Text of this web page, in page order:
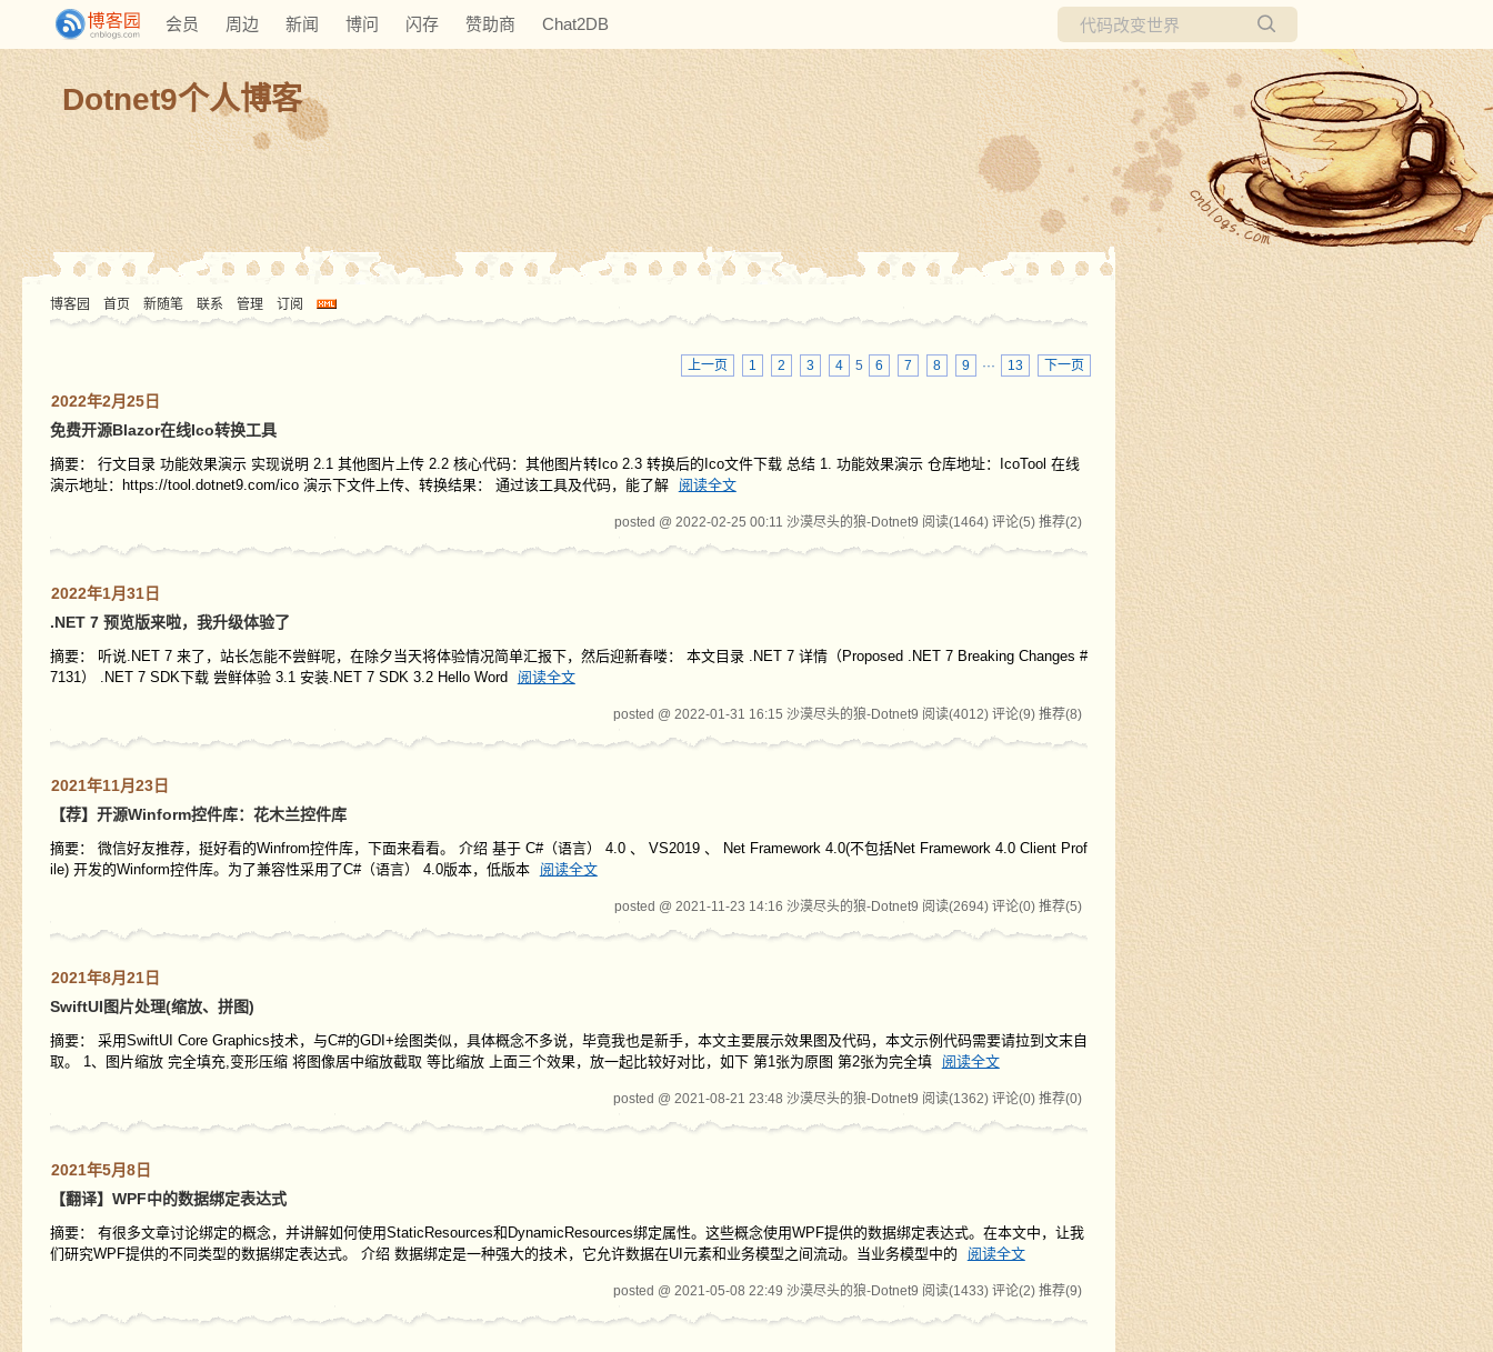
会员 周边 新闻 博问 闪存 赞助商 Chat2DB
所有博客
当前博客
Dotnet9个人博客
博客园 首页 新随笔 联系 管理 订阅
上一页 1 2 3 4 5 6 7 8 9 ··· 13 下一页
2022年2月25日
免费开源Blazor在线Ico转换工具
摘要： 行文目录 功能效果演示 实现说明 2.1 其他图片上传 2.2 核心代码：其他图片转Ico 2.3 转换后的Ico文件下载 总结 1. 功能效果演示 仓库地址：IcoTool 在线
演示地址：https://tool.dotnet9.com/ico 演示下文件上传、转换结果： 通过该工具及代码，能了解
阅读全文
posted @ 2022-02-25 00:11 沙漠尽头的狼-Dotnet9 阅读(1464) 评论(5) 推荐(2)
2022年1月31日
.NET 7 预览版来啦，我升级体验了
摘要： 听说.NET 7 来了，站长怎能不尝鲜呢，在除夕当天将体验情况简单汇报下，然后迎新春喽： 本文目录 .NET 7 详情（Proposed .NET 7 Breaking Changes #
7131） .NET 7 SDK下载 尝鲜体验 3.1 安装.NET 7 SDK 3.2 Hello Word
阅读全文
posted @ 2022-01-31 16:15 沙漠尽头的狼-Dotnet9 阅读(4012) 评论(9) 推荐(8)
2021年11月23日
【荐】开源Winform控件库：花木兰控件库
摘要： 微信好友推荐，挺好看的Winfrom控件库，下面来看看。 介绍 基于 C#（语言） 4.0 、 VS2019 、 Net Framework 4.0(不包括Net Framework 4.0 Client Prof
ile) 开发的Winform控件库。为了兼容性采用了C#（语言） 4.0版本，低版本
阅读全文
posted @ 2021-11-23 14:16 沙漠尽头的狼-Dotnet9 阅读(2694) 评论(0) 推荐(5)
2021年8月21日
SwiftUI图片处理(缩放、拼图)
摘要： 采用SwiftUI Core Graphics技术，与C#的GDI+绘图类似，具体概念不多说，毕竟我也是新手，本文主要展示效果图及代码，本文示例代码需要请拉到文末自
取。 1、图片缩放 完全填充,变形压缩 将图像居中缩放截取 等比缩放 上面三个效果，放一起比较好对比，如下 第1张为原图 第2张为完全填
阅读全文
posted @ 2021-08-21 23:48 沙漠尽头的狼-Dotnet9 阅读(1362) 评论(0) 推荐(0)
2021年5月8日
【翻译】WPF中的数据绑定表达式
摘要： 有很多文章讨论绑定的概念，并讲解如何使用StaticResources和DynamicResources绑定属性。这些概念使用WPF提供的数据绑定表达式。在本文中，让我
们研究WPF提供的不同类型的数据绑定表达式。 介绍 数据绑定是一种强大的技术，它允许数据在UI元素和业务模型之间流动。当业务模型中的
阅读全文
posted @ 2021-05-08 22:49 沙漠尽头的狼-Dotnet9 阅读(1433) 评论(2) 推荐(9)